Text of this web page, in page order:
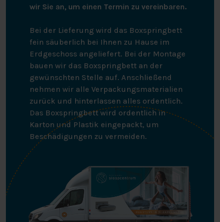
wir Sie an, um einen Termin zu vereinbaren.
Bei der Lieferung wird das Boxspringbett
fein säuberlich bei Ihnen zu Hause im
Erdgeschoss angeliefert. Bei der Montage
bauen wir das Boxspringbett an der
gewünschten Stelle auf. Anschließend
nehmen wir alle Verpackungsmaterialien
zurück und hinterlassen alles ordentlich.
Das Boxspringbett wird ordentlich in
Karton und Plastik eingepackt, um
Beschädigungen zu vermeiden.